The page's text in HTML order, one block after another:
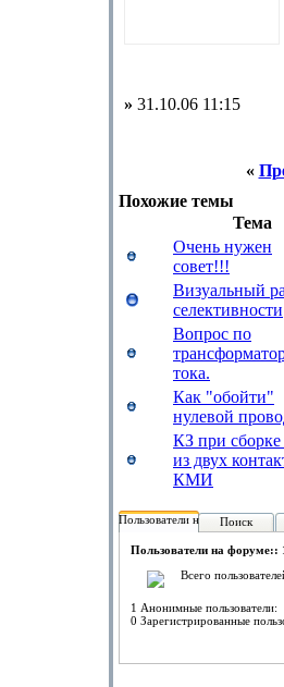
» 31.10.06 11:15
«
Похожие темы
Тема
Очень нужен
совет!!!
Визуальный
селективности
Вопрос по
тока.
Как "обойти"
нулевой
КЗ при
из двух
КМИ
Пользователи на форуме:
Поиск
Пользователи на форуме::
Всего
1 Анонимные пользователи:
0 Зарегистрированные